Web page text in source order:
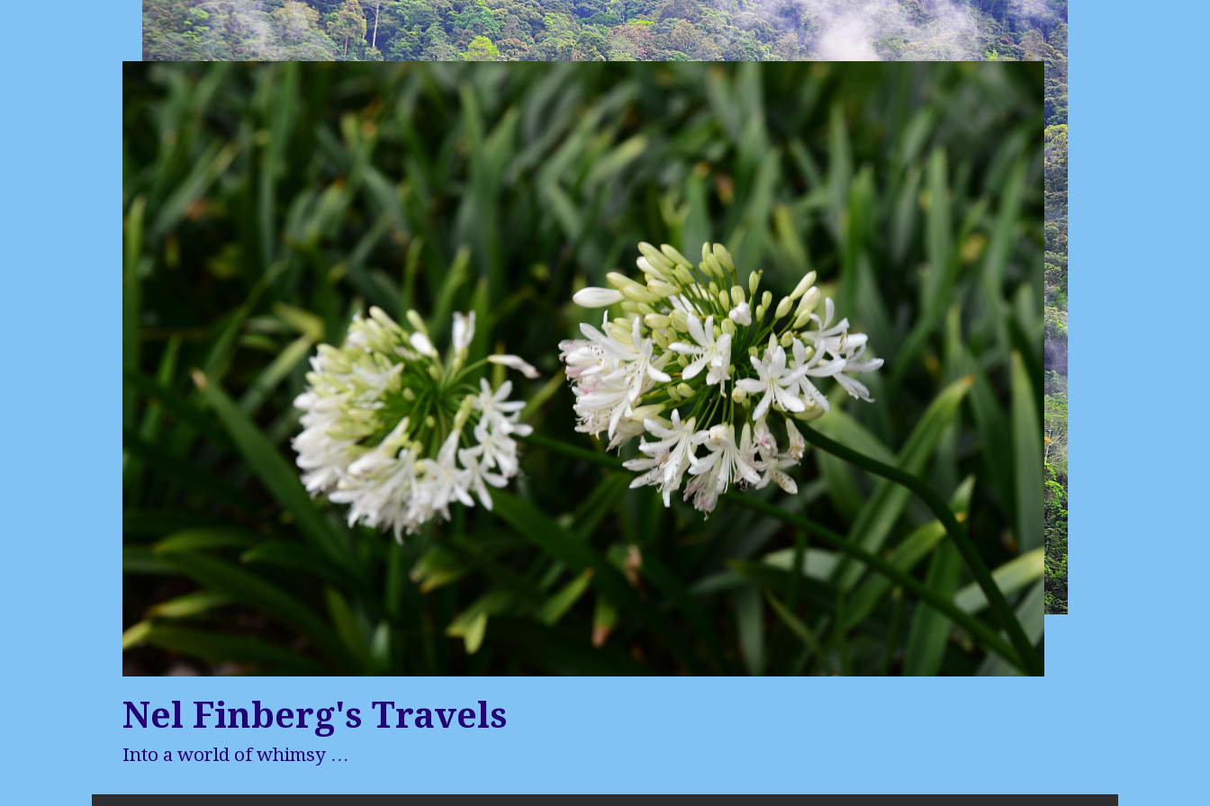
Nel Finberg's Travels
Into a world of whimsy …